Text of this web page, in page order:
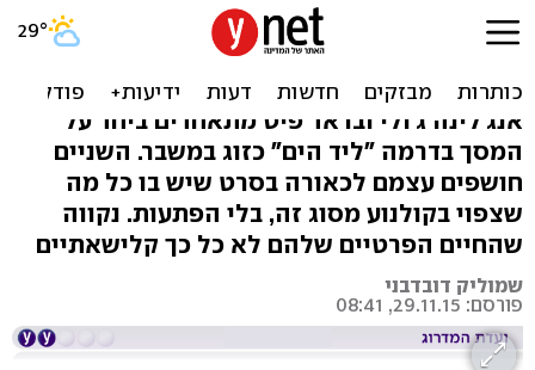
"ליד הים": בראנג'לינה, עדיף
שתקחו לכם חדר
אנג'לינה ג'ולי ובראד פיט מתאחדים ביחד על
המסך בדרמה "ליד הים" כזוג במשבר. השניים
חושפים עצמם לכאורה בסרט שיש בו כל מה
שצפוי בקולנוע מסוג זה, בלי הפתעות. נקווה
שהחיים הפרטיים שלהם לא כל כך קלישאתיים
שמוליק דובדבני
פורסם: 29.11.15, 08:41